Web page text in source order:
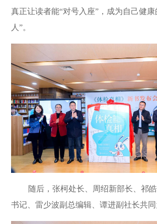
真正让读者能“对号入座” ，成为自己健康
人”。
随后，张柯处长、周绍新部长、祁
书记、雷少波副总编辑、谭进副社长共同